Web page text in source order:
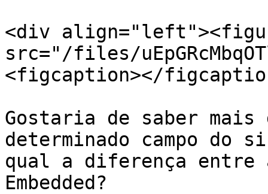
<div
src="/files/
<figcaption></
Gostaria de saber mais
determinado campo do
qual a diferença entre
Embedded?